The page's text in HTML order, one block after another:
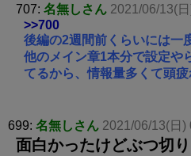
707: 名無しさん 2021/06/13(
>>700
後編の2週間前くらいには一
他のメイン章1本分で設定や
てるから、情報量多くて頭疲
699: 名無しさん 2021/06/13(日)
面白かったけどぶつ切